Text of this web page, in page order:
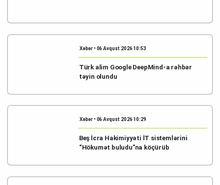
Xəbər • 06 Avqust 2026 10:53
Türk alim Google DeepMind-a rəhbər
təyin olundu
Xəbər • 06 Avqust 2026 10:29
Beş İcra Hakimiyyəti İT sistemlərini
“Hökumət buludu”na köçürüb